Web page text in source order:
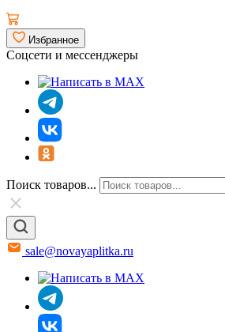
Избранное
Соцсети и мессенджеры
Поиск товаров...
sale@novayaplitka.ru